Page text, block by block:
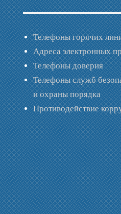
Телефоны горячих
Адреса электронных
Телефоны доверия
Телефоны служб
и охраны порядка
Противодействие